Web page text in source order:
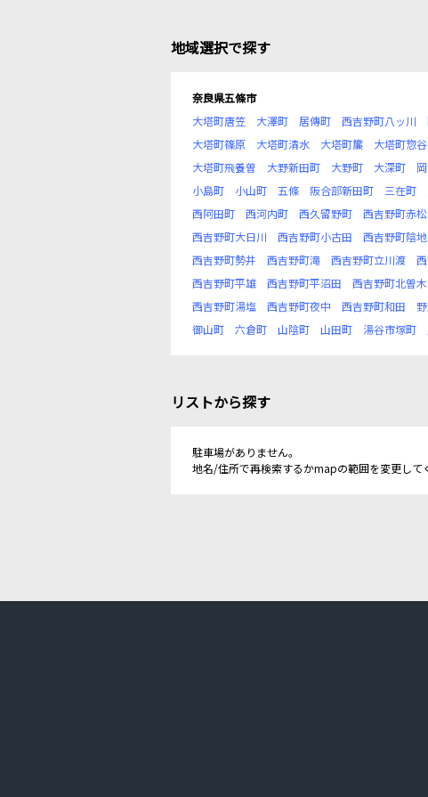
地域選択で探す
奈良県五條市
大塔町唐笠
大澤町 居傳町 西吉野町八ッ川
大塔町篠原
大塔町清水 大塔町簾 大塔町惣谷
大塔町飛養曽
大野新田町 大野町 大深町
小島町
小山町 五條 阪合部新田町 三在町
西阿田町
西河内町 西久留野町 西吉野町赤松
西吉野町大日川
西吉野町小古田 西吉野町陰地
西吉野町勢井
西吉野町滝 西吉野町立川渡
西吉野町平雄
西吉野町平沼田 西吉野町北曽木
西吉野町湯塩
西吉野町夜中 西吉野町和田
御山町
六倉町 山陰町 山田町 湯谷市塚町
リストから探す
駐車場がありません。
地名/住所で再検索するかmapの範囲を変更して